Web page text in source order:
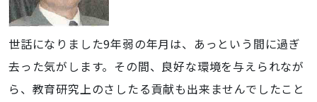
世話になりました9年弱の年月は、あっという間に過ぎ
去った気がします。その間、良好な環境を与えられなが
ら、教育研究上のさしたる貢献も出来ませんでしたこと